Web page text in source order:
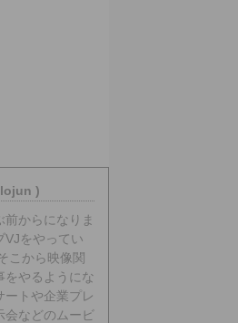
)
前からになりま
VJをやってい
こから映像関
をやるようにな
ートや企業プレ
会などのムービ